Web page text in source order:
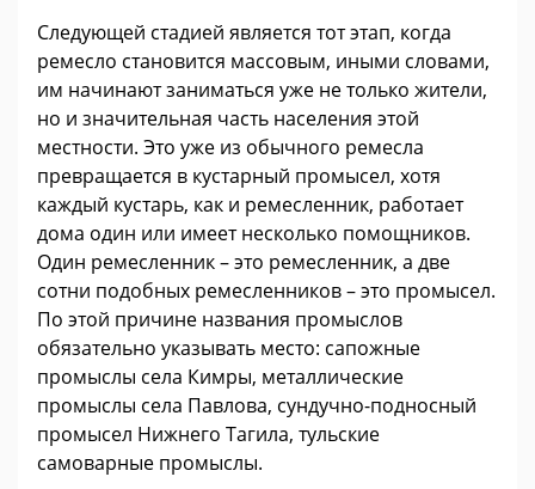
Следующей стадией является тот этап, когда
ремесло становится массовым, иными словами,
им начинают заниматься уже не только жители,
но и значительная часть населения этой
местности. Это уже из обычного ремесла
превращается в кустарный промысел, хотя
каждый кустарь, как и ремесленник, работает
дома один или имеет несколько помощников.
Один ремесленник – это ремесленник, а две
сотни подобных ремесленников – это промысел.
По этой причине названия промыслов
обязательно указывать место: сапожные
промыслы села Кимры, металлические
промыслы села Павлова, сундучно-подносный
промысел Нижнего Тагила, тульские
самоварные промыслы.